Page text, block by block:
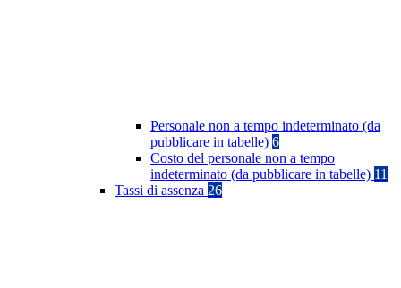
Personale non a tempo indeterminato (da
pubblicare in tabelle) 6
Costo del personale non a tempo
indeterminato (da pubblicare in tabelle) 11
Tassi di assenza 26